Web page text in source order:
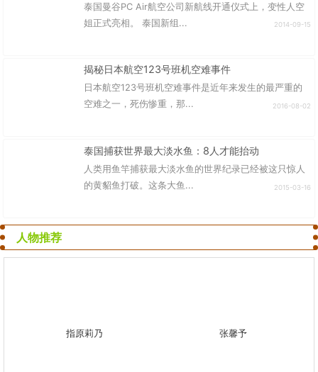
泰国曼谷PC Air航空公司新航线开通仪式上，变性人空
姐正式亮相。 泰国新组...
2014-09-15
揭秘日本航空123号班机空难事件
日本航空123号班机空难事件是近年来发生的最严重的
空难之一，死伤惨重，那...
2016-08-02
泰国捕获世界最大淡水鱼：8人才能抬动
人类用鱼竿捕获最大淡水鱼的世界纪录已经被这只惊人
的黄貂鱼打破。这条大鱼...
2015-03-16
人物推荐
指原莉乃 张馨予